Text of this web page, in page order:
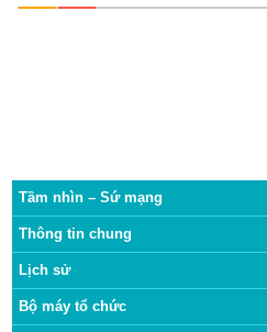
Tầm nhìn – Sứ mạng
Thông tin chung
Lịch sử
Bộ máy tổ chức